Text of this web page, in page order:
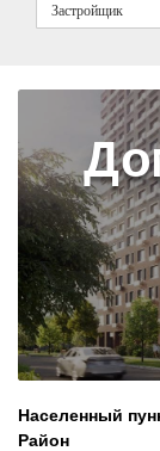
Застройщик
Населенный
Район